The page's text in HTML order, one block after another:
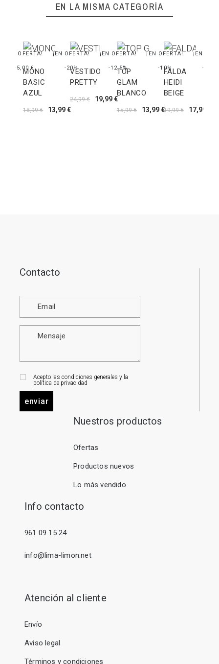
EN LA MISMA CATEGORÍA
MONO
BASIC
AZUL
18,99 € 13,99 €
¡EN OFERTA!
-5,00 €
VESTIDO
PRETTY
24,99 € 19,99 €
¡EN OFERTA!
-20%
TOP
GLAM
BLANCO
15,99 € 13,99 €
¡EN OFERTA!
-12,5%
FALDA
HEIDI
BEIGE
19,99 € 17,99 €
¡EN OFERTA!
-10%
¡EN
-
Contacto
Acepto las condiciones generales y la
política de privacidad
enviar
Nuestros productos
Ofertas
Productos nuevos
Lo más vendido
Info contacto
961 09 15 24
info@lima-limon.net
Atención al cliente
Envío
Aviso legal
Términos y condiciones